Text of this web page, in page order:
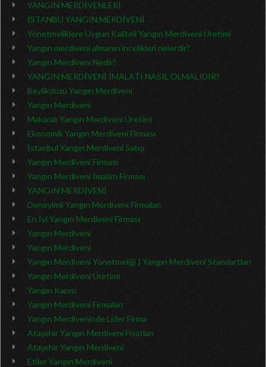
YANGIN MERDİVENLERİ
İSTANBU YANGIN MERDİVENİ
Yönetmeliklere Uygun Kaliteli Yangın Merdiveni Üretimi
Yangın merdiveni almanın incelikleri nelerdir?
Yangın Merdiveni Nedir?
YANGIN MERDİVENİ İMALATI NASIL OLMALIDIR?
Beylikdüzü Yangın Merdiveni
Yangın Merdiveni
Makaralı Yangın Merdiveni Üretimi
Ekonomik Yangın Merdiveni Firması
İstanbul Yangın Merdiveni Satışı
Yangın Merdiveni Firması
Yangın Merdiveni İmalatı Firması
YANGIN MERDİVENİ
Deneyimli Yangın Merdiveni Firmaları
En İyi Yangın Merdiveni Firması
Yangın Merdiveni
Yangın Merdiveni
Yangın Merdiveni Yönetmeliği | Yangın Merdiveni Standartları
Yangın Merdiveni Üretimi
Yangın Kapısı
Yangın Merdiveni Firmaları
Yangın Merdiveninde Lider Firma
Ataşehir Yangın Merdiveni Fiyatları
Ataşehir Yangın Merdiveni
Etiler Yangın Merdiveni